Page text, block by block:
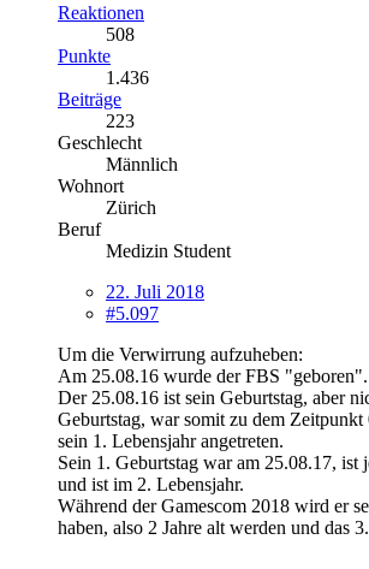
Reaktionen
508
Punkte
1.436
Beiträge
223
Geschlecht
Männlich
Wohnort
Zürich
Beruf
Medizin Student
22. Juli 2018
#5.097
Um die Verwirrung aufzuheben:
Am 25.08.16 wurde der FBS "geboren".
Der 25.08.16 ist sein Geburtstag, aber
Geburtstag, war somit zu dem Zeitpunkt
sein 1. Lebensjahr angetreten.
Sein 1. Geburtstag war am 25.08.17, ist
und ist im 2. Lebensjahr.
Während der Gamescom 2018 wird er
haben, also 2 Jahre alt werden und das